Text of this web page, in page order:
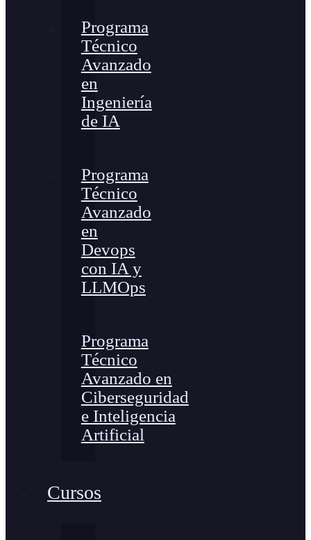
Programa
Técnico
Avanzado
en
Ingeniería
de IA
Programa
Técnico
Avanzado
en
Devops
con IA y
LLMOps
Programa
Técnico
Avanzado en
Ciberseguridad
e Inteligencia
Artificial
Cursos